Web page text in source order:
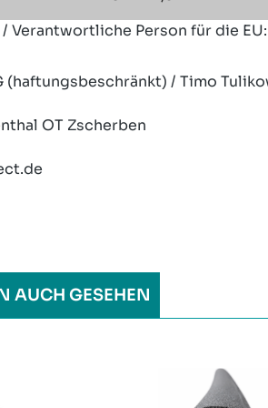
Verantwortliche Person für die EU:
/ Timo
OT Zscherben
AUCH GESEHEN